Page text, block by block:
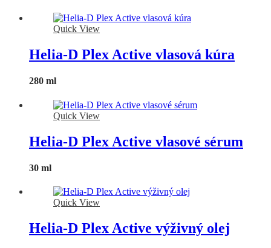
Quick View
Helia-D Plex Active vlasová kúra
280 ml
Quick View
Helia-D Plex Active vlasové sérum
30 ml
Quick View
Helia-D Plex Active výživný olej